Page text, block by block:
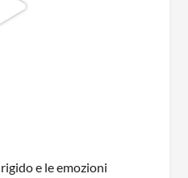
sui prossimi ritiri ed
ed offerte